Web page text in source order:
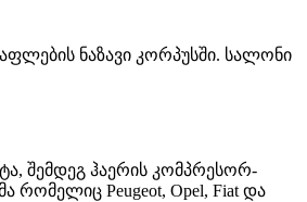
ნაზავი კორპუსში. სალონი
შემდეგ ჰაერის კომპრესორ-
რომელიც Peugeot, Opel, Fiat და